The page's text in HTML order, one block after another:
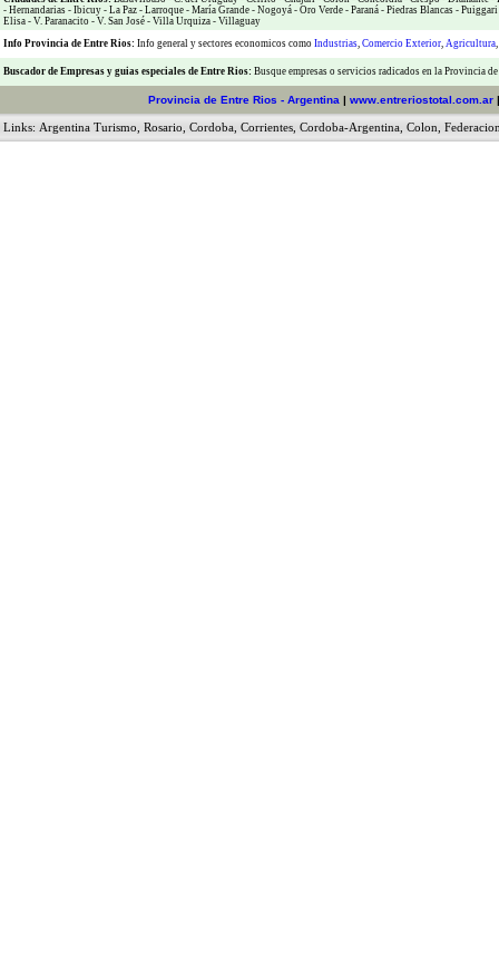
- Hernandarias - Ibicuy - La Paz - Larroque - María Grande - Nogoyá - Oro Verde - Paraná - Piedras Blancas - Puiggari
Elisa - V. Paranacito - V. San José - Villa Urquiza - Villaguay
Info Provincia de Entre Rios: Info general y sectores economicos como Industrias, Comercio Exterior, Agricultura,
Buscador de Empresas y guias especiales de Entre Rios: Busque empresas o servicios radicados en la Provincia
Provincia de Entre Rios - Argentina | www.entreriostotal.com.ar
Links: Argentina Turismo Rosario Cordoba Corrientes Cordoba-Argentina Colon